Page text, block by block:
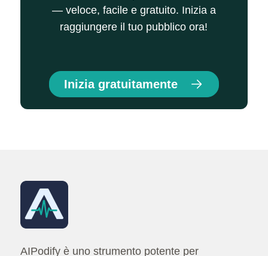
— veloce, facile e gratuito. Inizia a
raggiungere il tuo pubblico ora!
Inizia gratuitamente
AIPodify è uno strumento potente per